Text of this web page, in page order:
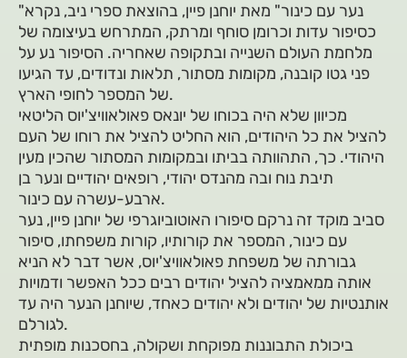
"נער עם כינור" מאת יוחנן פיין, בהוצאת ספרי ניב, נקרא
כסיפור עדות וכרומן סוחף ומרתק, המתרחש בעיצומה של
מלחמת העולם השנייה ובתקופה שאחריה. הסיפור נע על
פני גטו קובנה, מקומות מסתור, תלאות ונדודים, עד הגיעו
של המספר לחופי הארץ.
מכיוון שלא היה בכוחו של יונאס פאולאוויצ'יוס הליטאי
להציל את כל היהודים, הוא החליט להציל את רוחו של העם
היהודי. כך, התהוותה בביתו ובמקומות המסתור שהכין מעין
תיבת נוח ובה מהנדס יהודי, רופאים יהודיים ונער בן
ארבע-עשרה עם כינור.
סביב מוקד זה נרקם סיפורו האוטוביוגרפי של יוחנן פיין, נער
עם כינור, המספר את קורותיו, קורות משפחתו, סיפור
גבורתה של משפחת פאולאוויצ'יוס, אשר דבר לא הניא
אותה ממאמציה להציל יהודים רבים ככל האפשר ודמויות
אותנטיות של יהודים ולא יהודים כאחד, שיוחנן הנער היה עד
לגורלם.
ביכולת התבוננות מפוקחת ושקולה, בחסכנות מופתית